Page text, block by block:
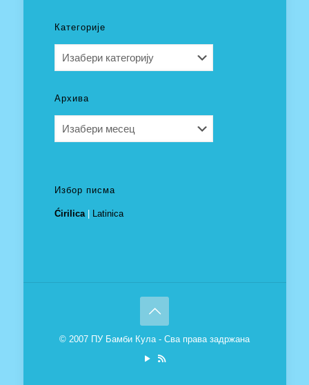
Категорије
Архива
Избор писма
Ćirilica| Latinica
© 2007 ПУ Бамби Кула - Сва права задржана